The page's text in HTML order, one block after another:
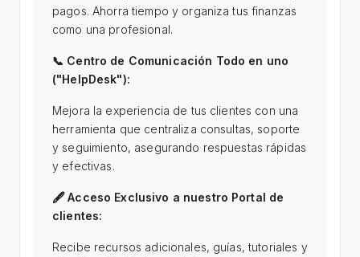
pagos. Ahorra tiempo y organiza tus finanzas
como una profesional.
📞 Centro de Comunicación Todo en uno
("HelpDesk"):
Mejora la experiencia de tus clientes con una
herramienta que centraliza consultas, soporte
y seguimiento, asegurando respuestas rápidas
y efectivas.
🖋 Acceso Exclusivo a nuestro Portal de
clientes:
Recibe recursos adicionales, guías, tutoriales y